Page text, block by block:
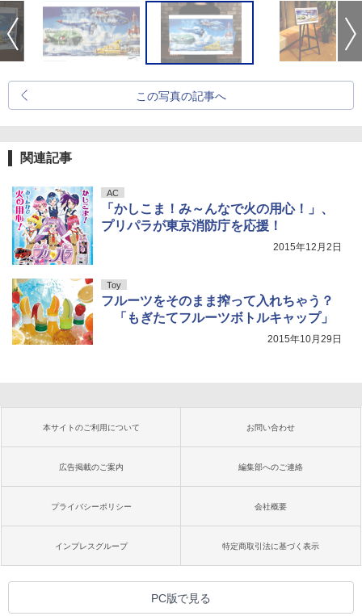
この写真の記事へ
関連記事
AC
「かしこま！み～んなで火の用心！」、
プリパラが東京消防庁を応援！
2015年12月2日
Toy
フルーツをそのまま搾って入れちゃう？
「もぎたてフルーツボトルキャップ」
2015年10月29日
本サイトのご利用について お問い合わせ
広告掲載のご案内 編集部へのご連絡
プライバシーポリシー 会社概要
インプレスグループ 特定商取引法に基づく表示
PC版で見る